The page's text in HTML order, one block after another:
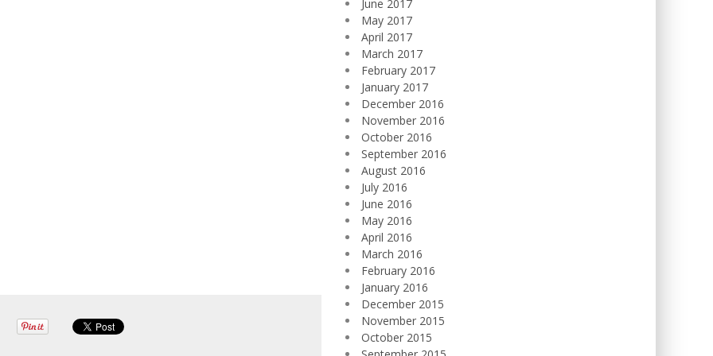
June 2017
May 2017
April 2017
March 2017
February 2017
January 2017
December 2016
November 2016
October 2016
September 2016
August 2016
July 2016
June 2016
May 2016
April 2016
March 2016
February 2016
January 2016
December 2015
November 2015
October 2015